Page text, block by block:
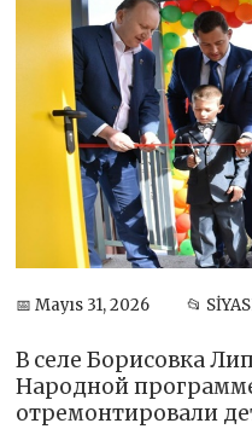
📅 Mayıs 31, 2026 📂
В селе Борисовка
Народной
отремонтировали